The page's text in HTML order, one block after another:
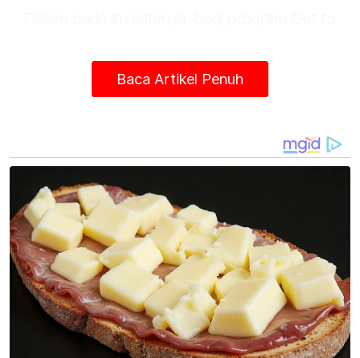
billion dalam tempoh lima tahun akan datang
yang melibatkan 176 usahawan-usahawan
Usahawan MARA Johor selari dengan
agenda pembangunan negeri khususnya
dalam memperkasa golongan usahawan.
Baca Artikel Penuh